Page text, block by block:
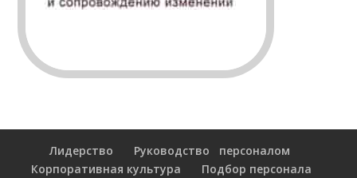
Лидерство
Руководство персоналом
Корпоративная культура
Подбор персонала